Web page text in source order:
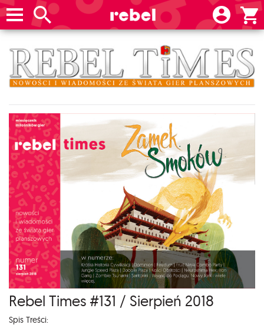
Rebel Times #131 / Sierpień 2018
Spis Treści: